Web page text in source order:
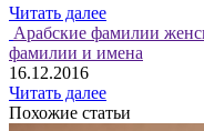
Читать далее
Арабские фамилии
фамилии и имена
16.12.2016
Читать далее
Похожие статьи